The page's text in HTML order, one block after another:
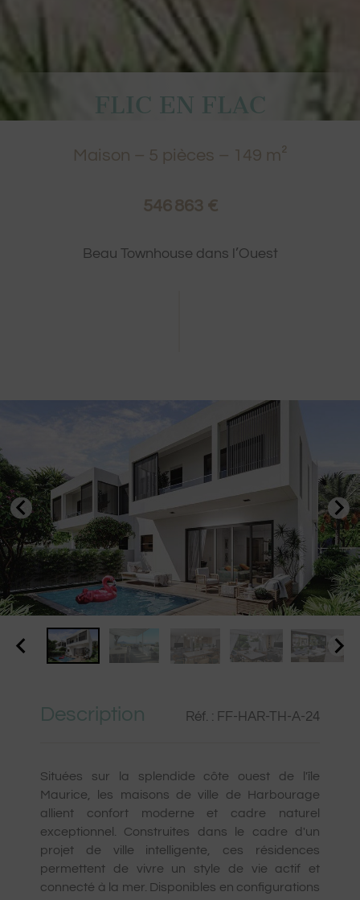
FLIC EN FLAC
Maison – 5 pièces – 149 m²
546 863 €
Beau Townhouse dans l’Ouest
Description Réf. : FF-HAR-TH-A-24
Situées sur la splendide côte ouest de l'île
Maurice, les maisons de ville de Harbourage
allient confort moderne et cadre naturel
exceptionnel. Construites dans le cadre d'un
projet de ville intelligente, ces résidences
permettent de vivre un style de vie actif et
connecté à la mer. Disponibles en configurations